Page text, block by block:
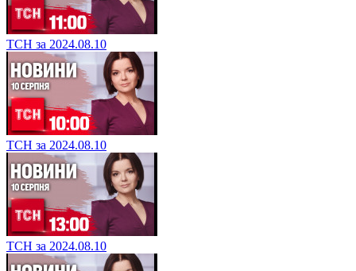
ТСН за 2024.08.10
ТСН за 2024.08.10
ТСН за 2024.08.10